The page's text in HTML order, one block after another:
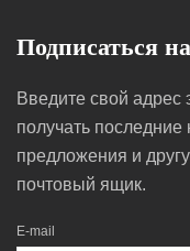
Подписаться
Введите свой адрес
получать
предложения и
почтовый ящик.
E-mail